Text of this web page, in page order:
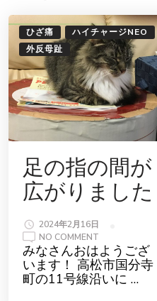
ひざ痛
ハイチャージNEO
外反母趾
足の指の間が
広がりました
2024年2月16日
NO COMMENT
足
の
指
の
間
みなさんおはようござ
います！ 高松市国分寺
町の11号線沿いに …